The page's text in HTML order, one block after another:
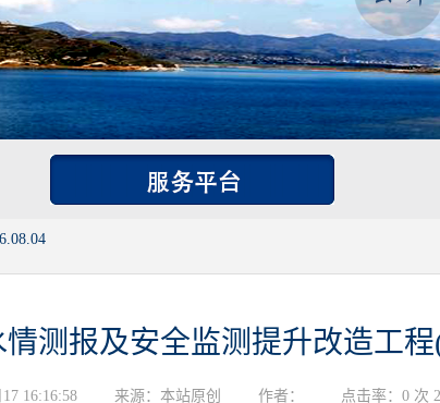
测报及安全监测提升改造工程
16:16:58 来源：本站原创 作者： 点击率：0 次